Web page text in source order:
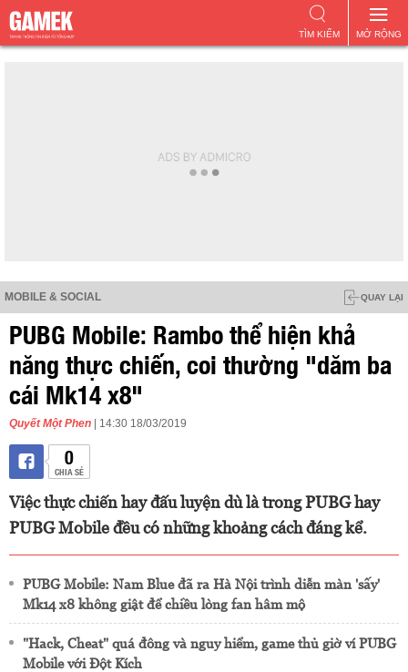
MỞ RỘNG
TÌM KIẾM
MOBILE & SOCIAL QUAY LẠI
PUBG Mobile: Rambo thể hiện khả
năng thực chiến, coi thường "dăm ba
cái Mk14 x8"
Quyết Một Phen | 14:30 18/03/2019
0
CHIA SẺ
Việc thực chiến hay đấu luyện dù là trong PUBG hay
PUBG Mobile đều có những khoảng cách đáng kể.
PUBG Mobile: Nam Blue đã ra Hà Nội trình diễn màn 'sấy'
Mk14 x8 không giật để chiều lòng fan hâm mộ
"Hack, Cheat" quá đông và nguy hiểm, game thủ giờ ví PUBG
Mobile với Đột Kích